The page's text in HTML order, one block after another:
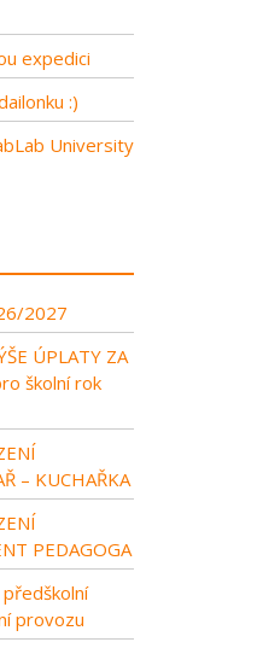
expedici
:)
University
2027
ÚPLATY ZA
školní rok
– KUCHAŘKA
PEDAGOGA
provozu